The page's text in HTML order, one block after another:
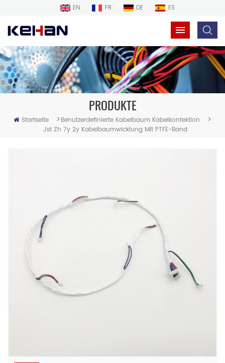
EN FR DE ES
PRODUKTE
Startseite >Benutzerdefinierte Kabelbaum Kabelkonfektion >
Jst Zh 7y 2y Kabelbaumwicklung Mit PTFE-Band